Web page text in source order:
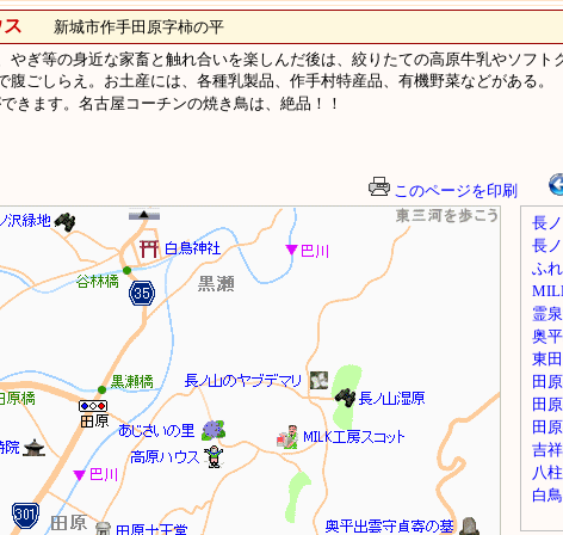
新城市作手田原字柿の平
やぎ等の身近な家畜と触れ合いを楽しんだ後は、絞りたての高原牛乳やソフト
腹ごしらえ。お土産には、各種乳製品、作手村特産品、有機野菜などがある。
きます。名古屋コーチンの焼き鳥は、絶品！！
このページを印刷